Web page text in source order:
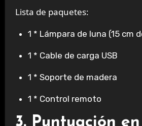
Lista de paquetes:
1 * Lámpara de luna (15 cm
1 * Cable de carga USB
1 * Soporte de madera
1 * Control remoto
3. Puntuación